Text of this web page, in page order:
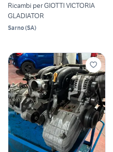
Ricambi per GIOTTI VICTORIA
GLADIATOR
Sarno(SA)